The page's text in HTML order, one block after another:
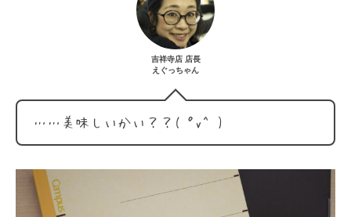
吉祥寺店 店長
えぐっちゃん
……美味しいかい？？( ﾟv^ )